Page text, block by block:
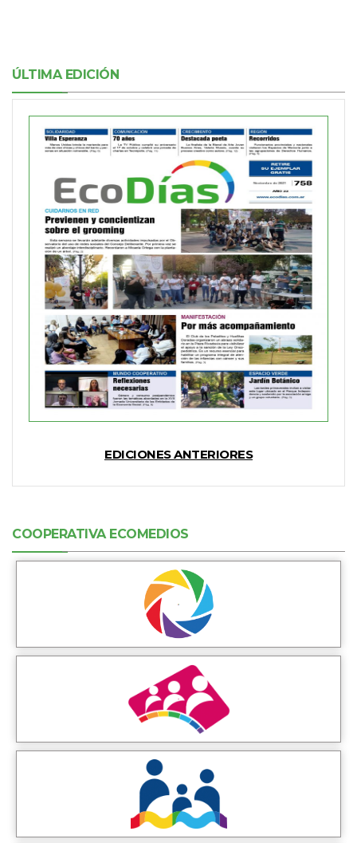
ÚLTIMA EDICIÓN
EDICIONES ANTERIORES
COOPERATIVA ECOMEDIOS